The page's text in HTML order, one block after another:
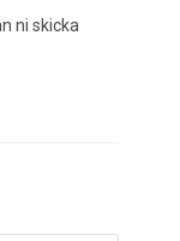
ni skicka